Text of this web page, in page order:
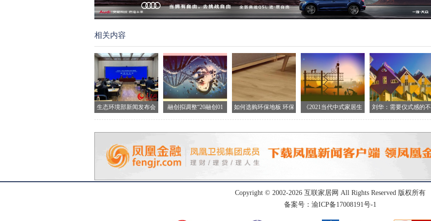
相关内容
生态环境部新闻发布会
现场
融创拟调整“20融创01
如何选购环保地板 环保
地
《2021当代中式家居生
刘华：需要仪式感的不
止生
Copyright © 2002-2026 互联家居网 All Rights Reserved 版权所有
备案号：渝ICP备17008191号-1